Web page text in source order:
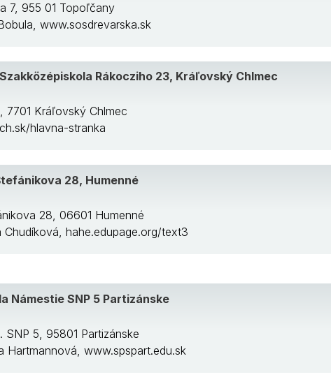
7, 955 01 Topoľčany
www.sosdrevarska.sk
Szakközépiskola Rákocziho 23, Kráľovský Chlmec
7701 Kráľovský Chlmec
hlavna-stranka
28, Humenné
28, 06601 Humenné
Chudíková, hahe.edupage.org/text3
Námestie SNP 5 Partizánske
SNP 5, 95801 Partizánske
Hartmannová, www.spspart.edu.sk